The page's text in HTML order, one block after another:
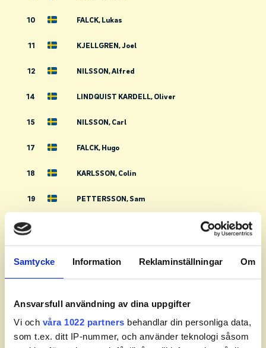
Samtycke Information Reklaminställningar Om
Ansvarsfull användning av dina uppgifter
Vi och våra 1022 partners behandlar din personliga data,
som t.ex. ditt IP-nummer, och använder teknologi såsom
10 FALCK, Lukas
11 KJELLGREN, Joel
12 NILSSON, Alfred
14 LINDQUIST KARDELL, Oliver
15 NILSSON, Carl
17 FALCK, Hugo
18 KARLSSON, Colin
19 PETTERSSON, Sam
20
23 TEDENSJÖ, Noel
24 CANBÄCK RYDJA, Rasmus